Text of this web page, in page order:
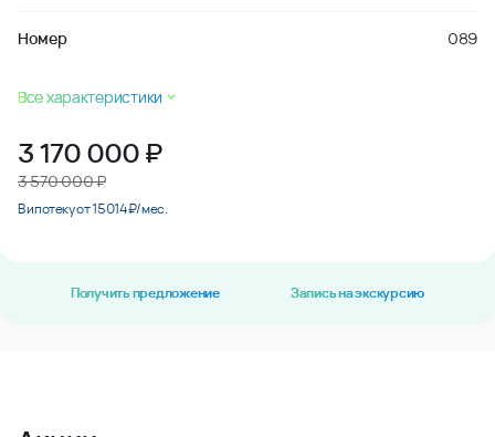
Номер 089
Все характеристики
3 170 000₽
3 570 000 ₽
В ипотеку от 15 014 ₽/мес.
Получить предложение Запись на экскурсию